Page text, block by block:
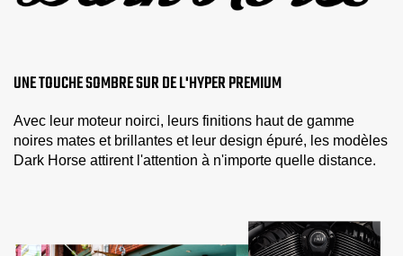
UNE TOUCHE SOMBRE SUR DE L'HYPER PREMIUM
Avec leur moteur noirci, leurs finitions haut de gamme
noires mates et brillantes et leur design épuré, les modèles
Dark Horse attirent l'attention à n'importe quelle distance.